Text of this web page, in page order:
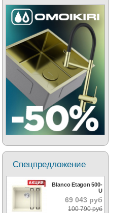
Спецпредложение
Blanco Etagon 500-
U
69 043 руб
100 790 руб